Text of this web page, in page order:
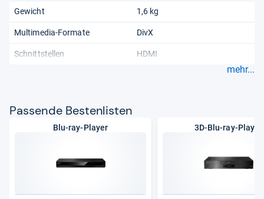
Gewicht 1,6 kg
Multimedia-Formate DivX
Schnittstellen HDMI
mehr...
Pas­sende Bes­ten­lis­ten
Blu-ray-Player 3D-Blu-ray-Player